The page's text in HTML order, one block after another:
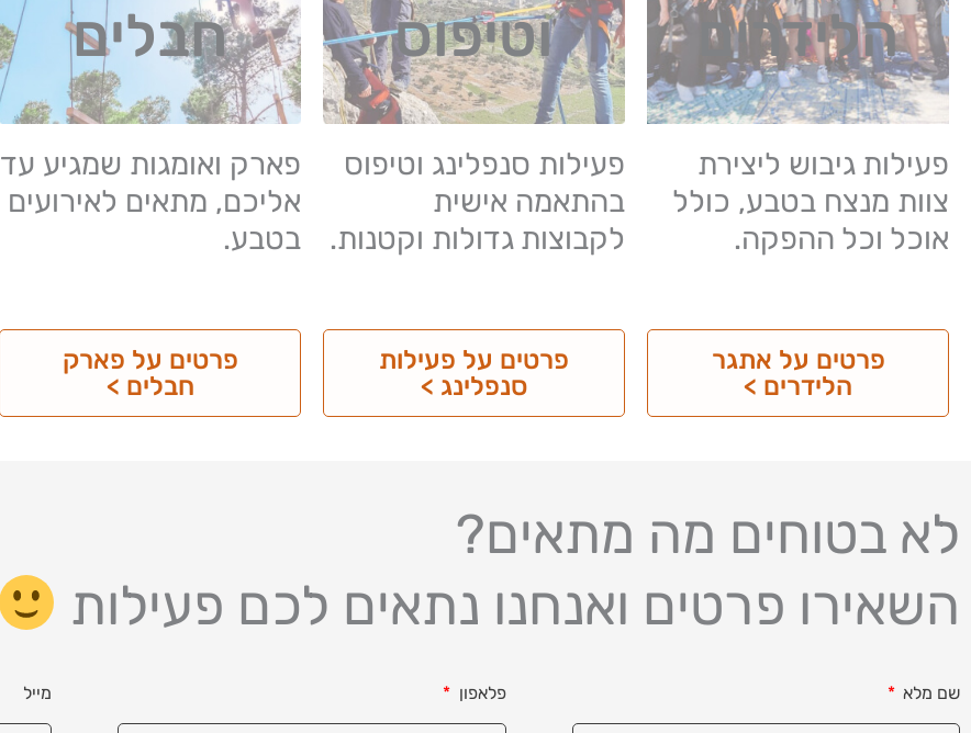
פעילות גיבוש ליצירת
צוות מנצח בטבע, כולל
אוכל וכל ההפקה.
הלידרים
פרטים על אתגר
הלידרים >
פעילות סנפלינג וטיפוס
בהתאמה אישית
לקבוצות גדולות וקטנות.
וטיפוס
פרטים על פעילות
סנפלינג >
פארק ואומגות שמגיע עד
אליכם, מתאים לאירועים
בטבע.
פרטים על פארק
חבלים >
חבלים
לא בטוחים מה מתאים?
השאירו פרטים ואנחנו נתאים לכם פעילות
שם מלא פלאפון מייל